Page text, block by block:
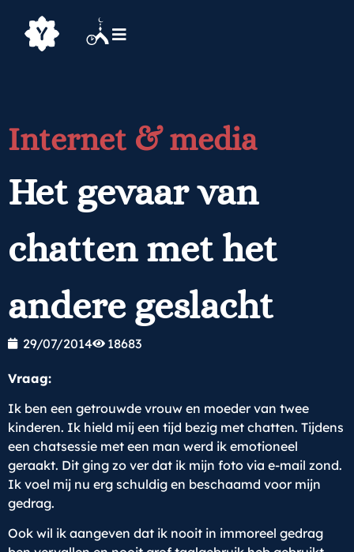
Internet & media
Het gevaar van
chatten met het
andere geslacht
29/07/2014 18683
Vraag:
Ik ben een getrouwde vrouw en moeder van twee
kinderen. Ik hield mij een tijd bezig met chatten. Tijdens
een chatsessie met een man werd ik emotioneel
geraakt. Dit ging zo ver dat ik mijn foto via e-mail zond.
Ik voel mij nu erg schuldig en beschaamd voor mijn
gedrag.
Ook wil ik aangeven dat ik nooit in immoreel gedrag